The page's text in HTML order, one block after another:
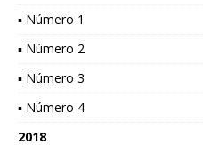
▪ Número 1
▪ Número 2
▪ Número 3
▪ Número 4
2018